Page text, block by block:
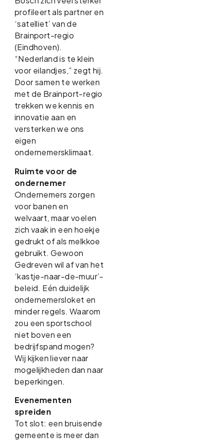
profileert als partner en
‘satelliet’ van de
Brainport-regio
(Eindhoven).
“Nederland is te klein
voor eilandjes,” zegt hij.
Door samen te werken
met de Brainport-regio
trekken we kennis en
innovatie aan en
versterken we ons
eigen
ondernemersklimaat.
Ruimte voor de
ondernemer
Ondernemers zorgen
voor banen en
welvaart, maar voelen
zich vaak in een hoekje
gedrukt of als melkkoe
gebruikt. Gewoon
Gedreven wil af van het
‘kastje-naar-de-muur’-
beleid. Eén duidelijk
ondernemersloket en
minder regels. Waarom
zou een sportschool
niet boven een
bedrijfspand mogen?
Wij kijken liever naar
mogelijkheden dan naar
beperkingen.
Evenementen
spreiden
Tot slot: een bruisende
gemeente is meer dan